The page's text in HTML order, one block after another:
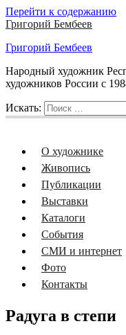
Перейти к содержанию
Григорий Бембеев
Григорий Бембеев
Народный художник
художников России с
Искать:
О художнике
Живопись
Публикации
Выставки
Каталоги
События
СМИ и интернет
Фото
Контакты
Радуга в степи